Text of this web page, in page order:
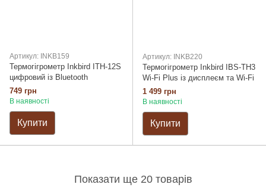
Артикул: INKB159
Термогігрометр Inkbird ITH-12S
цифровий із Bluetooth
749 грн
В наявності
Купити
Артикул: INKB220
Термогігрометр Inkbird IBS-TH3
Wi-Fi Plus із дисплеєм та Wi-Fi
1 499 грн
В наявності
Купити
Показати ще 20 товарів